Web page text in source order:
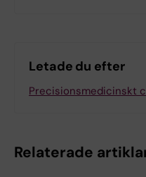
Letade du efter
Precisionsmedicinskt
Relaterade